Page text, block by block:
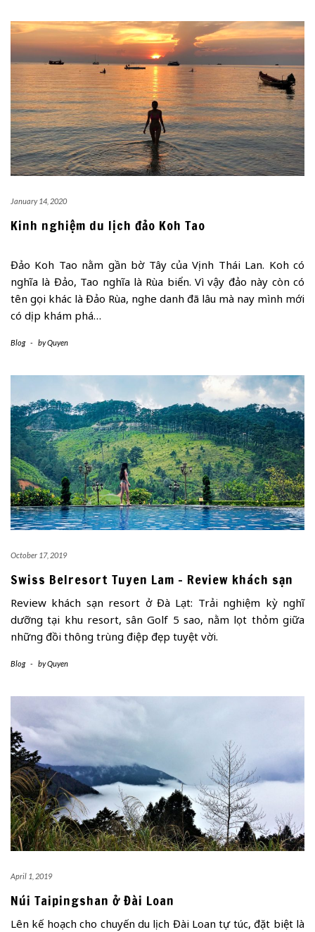
January 14, 2020
Kinh nghiệm du lịch đảo Koh Tao
Đảo Koh Tao nằm gần bờ Tây của Vịnh Thái Lan. Koh có
nghĩa là Đảo, Tao nghĩa là Rùa biển. Vì vậy đảo này còn có
tên gọi khác là Đảo Rùa, nghe danh đã lâu mà nay mình mới
có dịp khám phá…
Blog - byQuyen
October 17, 2019
Swiss Belresort Tuyen Lam – Review khách sạn
Review khách sạn resort ở Đà Lạt: Trải nghiệm kỳ nghĩ
dưỡng tại khu resort, sân Golf 5 sao, nằm lọt thỏm giữa
những đồi thông trùng điệp đẹp tuyệt vời.
Blog - byQuyen
April 1, 2019
Núi Taipingshan ở Đài Loan
Lên kế hoạch cho chuyến du lịch Đài Loan tự túc, đặt biệt là